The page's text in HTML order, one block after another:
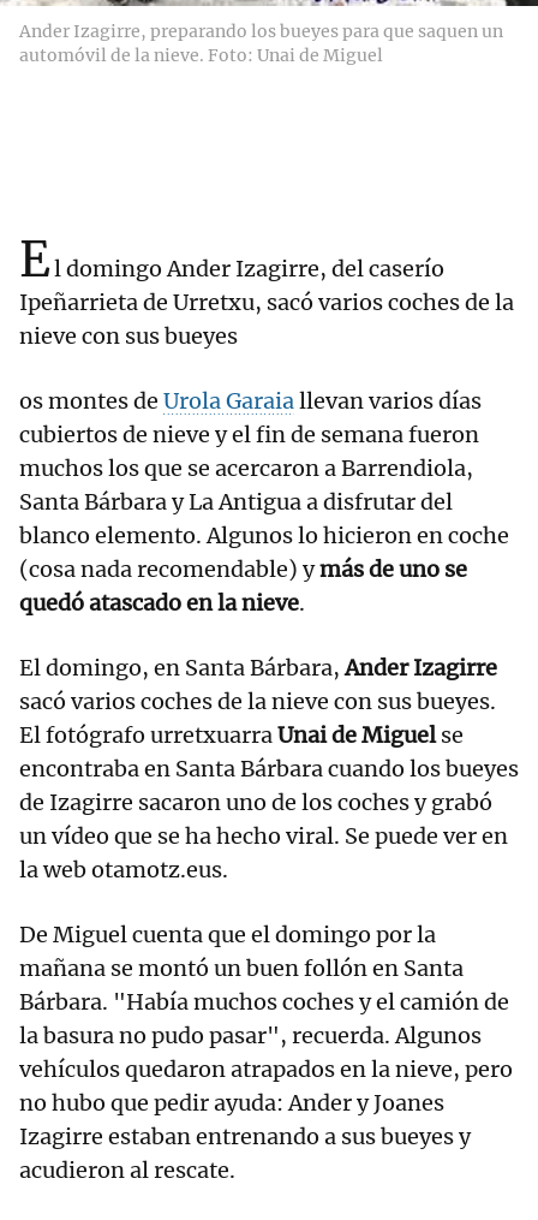
Ander Izagirre, preparando los bueyes para que saquen un
automóvil de la nieve. Foto: Unai de Miguel
El domingo Ander Izagirre, del caserío
Ipeñarrieta de Urretxu, sacó varios coches de la
nieve con sus bueyes
os montes de Urola Garaiallevan varios días
cubiertos de nieve y el fin de semana fueron
muchos los que se acercaron a Barrendiola,
Santa Bárbara y La Antigua a disfrutar del
blanco elemento. Algunos lo hicieron en coche
(cosa nada recomendable) ymás de uno se
quedó atascado en la nieve.
El domingo, en Santa Bárbara,Ander Izagirre
sacó varios coches de la nieve con sus bueyes.
El fotógrafo urretxuarraUnai de Miguelse
encontraba en Santa Bárbara cuando los bueyes
de Izagirre sacaron uno de los coches y grabó
un vídeo que se ha hecho viral. Se puede ver en
la web otamotz.eus.
De Miguel cuenta que el domingo por la
mañana se montó un buen follón en Santa
Bárbara. "Había muchos coches y el camión de
la basura no pudo pasar", recuerda. Algunos
vehículos quedaron atrapados en la nieve, pero
no hubo que pedir ayuda: Ander y Joanes
Izagirre estaban entrenando a sus bueyes y
acudieron al rescate.